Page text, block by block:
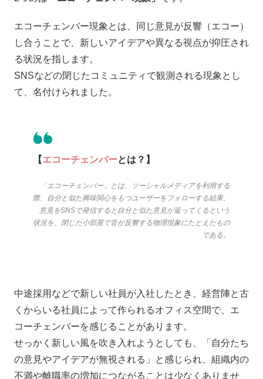
エコーチェンバー現象とは、同じ意見が反響（エコー）
し合うことで、新しいアイデアや異なる視点が抑圧され
る状況を指します。
SNSなどの閉じたコミュニティで観測される現象とし
て、名付けられました。
【エコーチェンバーとは？】
「エコーチェンバー」とは、ソーシャルメディアを利用する
際、自分と似た興味関心をもつユーザーをフォローする結果、
意見をSNSで発信すると自分と似た意見が返ってくるという
状況を、閉じた小部屋で音が反響する物理現象にたとえたもの
である。
中途採用などで新しい社員が入社したとき、経営陣と古
くからいる社員によって作られるオフィス空間で、エ
コーチェンバーを感じることがあります。
せっかく新しい風を吹き入れようとしても、「自分たち
の意見やアイデアが無視される」と感じられ、組織内の
不満や離職率の増加につながることは少なくありませ